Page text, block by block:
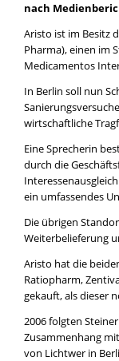
nach
Aristo ist im Besitz
Pharma), einen im
Medicamentos
In Berlin soll nun
wirtschaftliche
Eine Sprecherin
durch die
ein umfassendes
Die übrigen
Weiterbelieferung
Aristo hat die
Ratiopharm,
gekauft, als dieser
2006 folgten
Zusammenhang
von Lichtwer in